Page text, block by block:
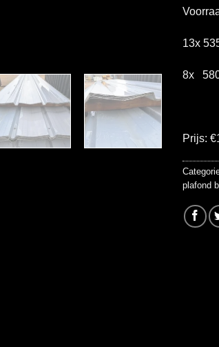
13x
8x
Prijs:
plafond